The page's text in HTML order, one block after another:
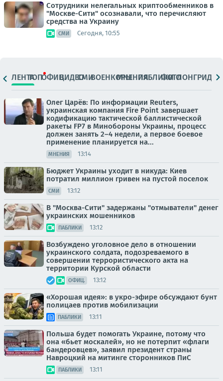
Сотрудники нелегальных криптообменников в
"Москве-Сити" осознавали, что перечисляют
средства на Украину
СМИ Сегодня, 10:55
ЛЕНТАТОПОФИЦ.ВИДЕОСМИВОЕНКОРЫМНЕНИЯПАБЛИКИ
ФОТОЛОНГРИДЫ
Олег Царёв: По информации Reuters,
украинская компания Fire Point завершает
кодификацию тактической баллистической
ракеты FP7 в Минобороны Украины, процесс
должен занять 2–4 недели, а первое боевое
применение планируется на...
МНЕНИЯ 13:14
Бюджет Украины уходит в никуда: Киев
потратил миллион гривен на пустой поселок
СМИ 13:12
В "Москва-Сити" задержаны "отмыватели" денег
украинских мошенников
ПАБЛИКИ 13:12
Возбуждено уголовное дело в отношении
украинского солдата, подозреваемого в
совершении террористического акта на
территории Курской области
ОФИЦ. 13:12
«Хорошая идея»: в укро-эфире обсуждают бунт
полицаев против мобилизации
ПАБЛИКИ 13:11
Польша будет помогать Украине, потому что
она «бьет москалей», но не потерпит «флаги
бандеровцев», заявил президент страны
Навроцкий на митинге сторонников ПиС
ПАБЛИКИ 13:11